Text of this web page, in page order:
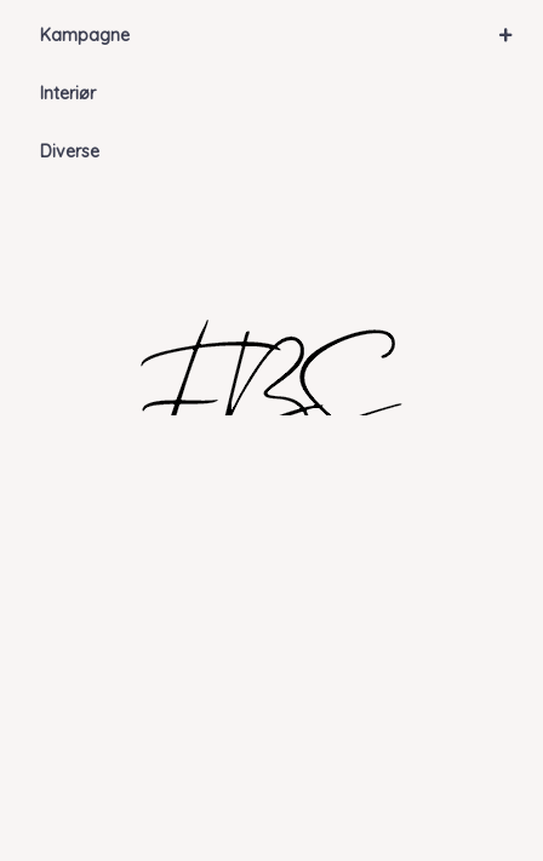
+
Kampagne
Interiør
Diverse